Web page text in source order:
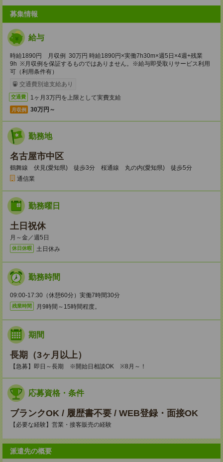
募集情報
給与
時給1890円 月収例 30万円 時給1890円×実働7h30m×週5日×4週+残業
9h ※月収例を保証するものではありません。※給与即受取りサービス利用
可（利用条件有）
交通費別途支給あり
交通費 1ヶ月3万円を上限として実費支給
月収例 30万円～
勤務地
名古屋市中区
鶴舞線 伏見(愛知県) 徒歩3分 桜通線 丸の内(愛知県) 徒歩5分
通信業
勤務曜日
土日祝休
月～金／週5日
休日休暇 土日休み
勤務時間
09:00-17:30（休憩60分）実働7時間30分
残業時間 月9時間～15時間程度。
期間
長期（3ヶ月以上）
【急募】即日～長期 ※開始日相談OK ※8月～！
応募資格・条件
ブランクOK / 履歴書不要 / WEB登録・面接OK
【必要な経験】営業・接客販売の経験
派遣先の概要